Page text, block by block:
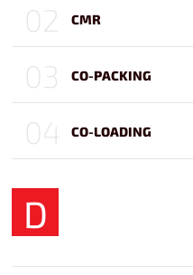
02 CMR
03 CO-PACKING
04 CO-LOADING
D